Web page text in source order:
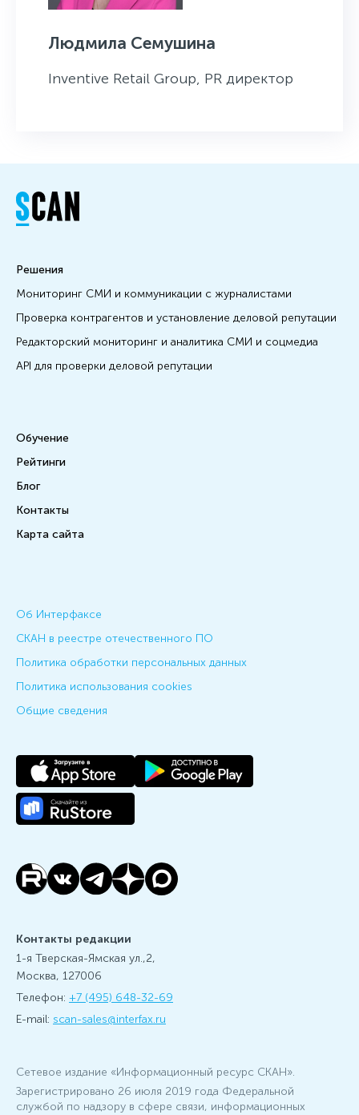
Людмила Семушина
Inventive Retail Group, PR директор
Решения
Мониторинг СМИ и коммуникации с журналистами
Проверка контрагентов и установление деловой репутации
Редакторский мониторинг и аналитика СМИ и соцмедиа
API для проверки деловой репутации
Обучение
Рейтинги
Блог
Контакты
Карта сайта
Об Интерфаксе
СКАН в реестре отечественного ПО
Политика обработки персональных данных
Политика использования cookies
Общие сведения
Сетевое издание «Информационный ресурс СКАН».
Зарегистрировано 26 июля 2019 года Федеральной
службой по надзору в сфере связи, информационных
Контакты редакции
1-я Тверская-Ямская ул.,2,
Москва, 127006
Телефон: +7 (495) 648-32-69
E-mail: scan-sales@interfax.ru